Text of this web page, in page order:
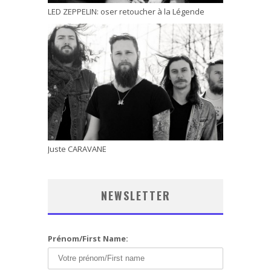
LED ZEPPELIN: oser retoucher à la Légende
Juste CARAVANE
NEWSLETTER
Prénom/First Name: